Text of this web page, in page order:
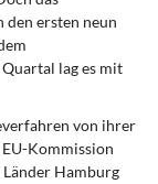
den ersten neun
lag es mit
von ihrer
Kommission
Hamburg